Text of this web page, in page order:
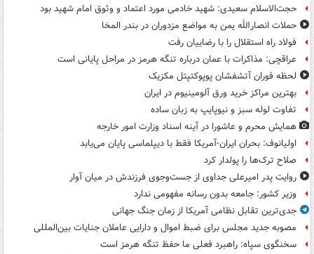
حجت‌الاسلام سعیدی: شهید خادمی مورد اعتماد و وثوق امام شهید بود
حملات انصارالله یمن به مواضع مزدوران در بندر المخا
فولاد راه استقلال را با رضاییان رفت
عراقچی: مذاکرات با عمان درباره تنگه هرمز در مراحل پایانی است
لحظه فوران آتشفشان پوپوکتپتل مکزیک
بهترین مراکز خرید ورق آلومینیوم در ایران
تفاوت لوله سبز و نیوپایپ به زبان ساده
همایش محرم و عاشورا در آینه اسناد وزارت امور خارجه
اولیانوف: بحران ایران-آمریکا فقط با دیپلماسی پایان می‌یابد
صلاح ترک‌ها را پولدار کرد
روایت پدر امیرعلی جداوی از جست‌وجوی فرزندش در میان آوار
وزیر کشور: جامعه بدون رسانه مفهومی ندارد
جدی‌ترین تقابل نظامی آمریکا از زمان جنگ جهانی
مصوبه جدید مجلس برای ضبط اموال و دارایی عاملان جنایات بین‌المللی
سخنگوی سپاه: راهبرد فعلی ما حفظ تنگه هرمز است